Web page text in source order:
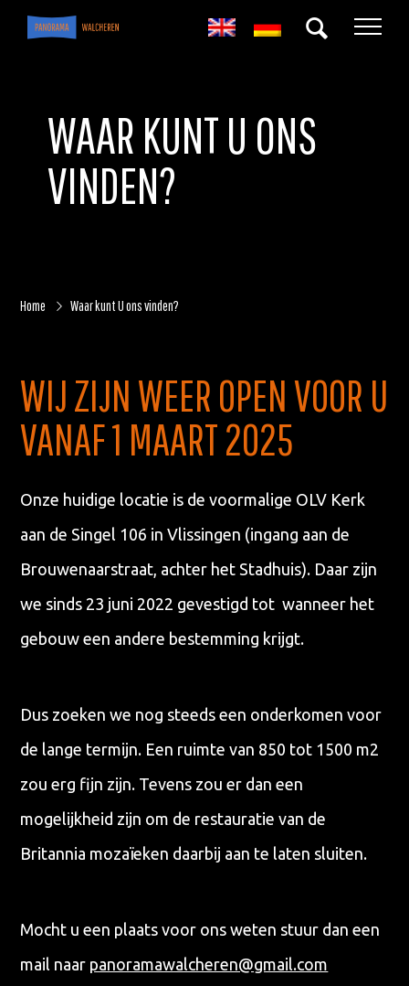
WAAR KUNT U ONS
VINDEN?
Home Waar kunt U ons vinden?
WIJ ZIJN WEER OPEN VOOR U
VANAF 1 MAART 2025
Onze huidige locatie is de voormalige OLV Kerk
aan de Singel 106 in Vlissingen (ingang aan de
Brouwenaarstraat, achter het Stadhuis). Daar zijn
we sinds 23 juni 2022 gevestigd tot wanneer het
gebouw een andere bestemming krijgt.
Dus zoeken we nog steeds een onderkomen voor
de lange termijn. Een ruimte van 850 tot 1500 m2
zou erg fijn zijn. Tevens zou er dan een
mogelijkheid zijn om de restauratie van de
Britannia mozaïeken daarbij aan te laten sluiten.
Mocht u een plaats voor ons weten stuur dan een
mail naar panoramawalcheren@gmail.com